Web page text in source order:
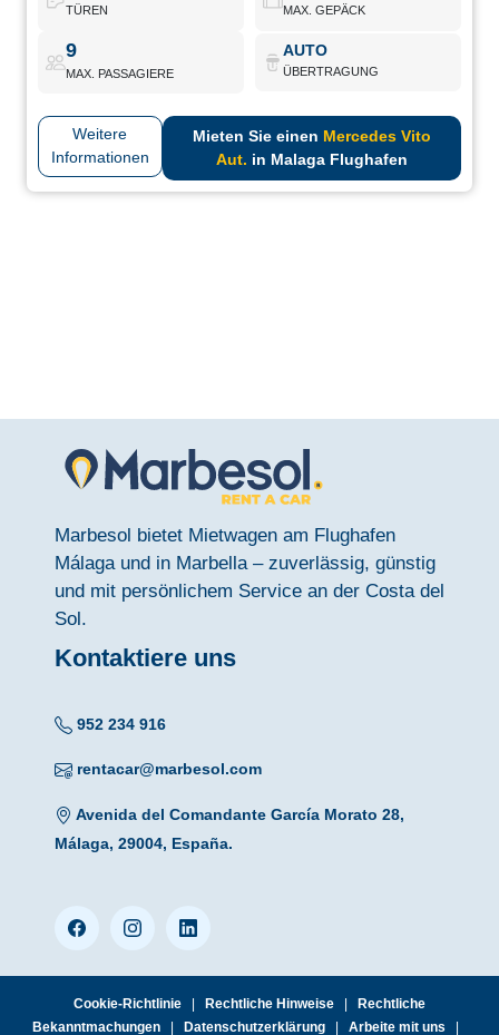
TÜREN MAX. GEPÄCK
9
MAX. PASSAGIERE
AUTO
ÜBERTRAGUNG
Weitere
Informationen
Mieten Sie einen Mercedes Vito
Aut. in Malaga Flughafen
Buchen
Mercedes Vito Aut.
Marbesol bietet Mietwagen am Flughafen
Málaga und in Marbella – zuverlässig, günstig
und mit persönlichem Service an der Costa del
Sol.
Kontaktiere uns
952 234 916
rentacar@marbesol.com
Avenida del Comandante García Morato 28,
Málaga, 29004, España.
Cookie-Richtlinie | Rechtliche Hinweise |
Rechtliche
Bekanntmachungen
| Datenschutzerklärung | Arbeite mit uns |